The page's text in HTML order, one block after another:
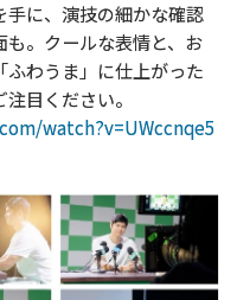
に、演技の細かな確認
。クールな表情と、お
わうま」に仕上がった
目ください。
watch?v=UWccnqe5